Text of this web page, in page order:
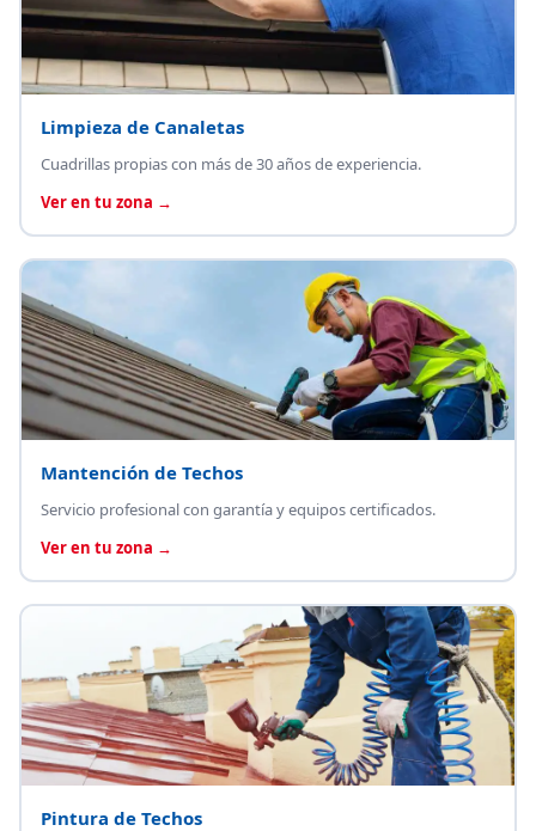
Limpieza de Canaletas
Cuadrillas propias con más de 30 años de experiencia.
Ver en tu zona →
Mantención de Techos
Servicio profesional con garantía y equipos certificados.
Ver en tu zona →
Pintura de Techos